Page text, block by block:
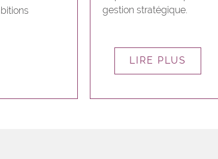
gestion stratégique.
LIRE PLUS